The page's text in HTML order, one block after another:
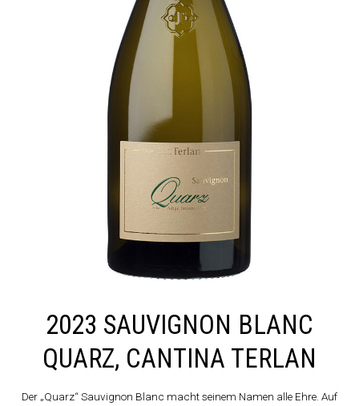
2023 SAUVIGNON BLANC
QUARZ, CANTINA TERLAN
Der „Quarz“ Sauvignon Blanc macht seinem Namen alle Ehre. Auf